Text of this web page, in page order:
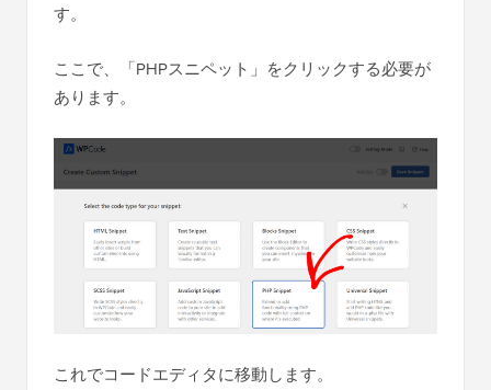
す。
ここで、「PHPスニペット」をクリックする必要が
あります。
これでコードエディタに移動します。